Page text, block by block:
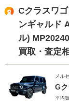
Cクラスワ
ンギャルド
ル)
買取・査定
メル
G
平均